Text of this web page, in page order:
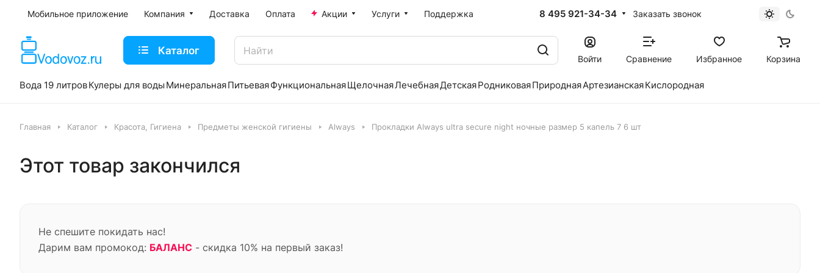
Мобильное приложение Компания Доставка Оплата Акции Услуги Поддержка 8 495 921-34-34 Заказать звонок
Каталог
Войти Сравнение Избранное Корзина
Вода 19 литровКулеры для воды МинеральнаяПитьеваяФункциональнаяЩелочнаяЛечебнаяДетскаяРодниковаяПрироднаяАртезианскаяКислородная
Главная Каталог Красота, Гигиена Предметы женской гигиены Always Прокладки Always ultra secure night ночные размер 5 капель 7 6 шт
Этот товар закончился
Не спешите покидать нас!
Дарим вам промокод: БАЛАНС - скидка 10% на первый заказ!